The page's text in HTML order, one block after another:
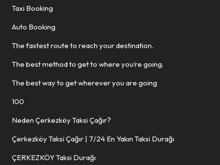
Taxi Booking
Auto Booking
The fastest route to reach your destination.
The best method to get to where you’re going.
The best way to get wherever you are going
100
Neden Çerkezköy Taksi Çağır?
Çerkezköy Taksi Çağır | 7/24 En Yakın Taksi Durağı
ÇERKEZKÖY Taksi Durağı